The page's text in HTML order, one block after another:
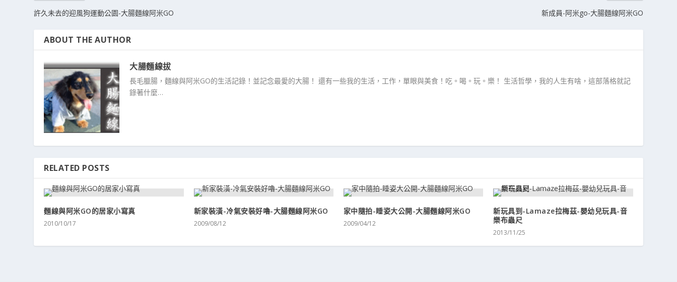
許久未去的迎風狗運動公園-大腸麵線阿米GO 新成員-阿米go-大腸麵線阿米GO
ABOUT THE AUTHOR
大腸麵線拔
長毛臘腸，麵線與阿米GO的生活記錄！並記念最愛的大腸！ 還有一些我的生活，工作，單眼與美食！吃。喝。玩。樂！ 生活哲學，我的人生有啥，這部落格就記
錄著什麼…
RELATED POSTS
麵線與阿米GO的居家小寫真
2010/10/17
新家裝潢-冷氣安裝好嚕-大腸麵線阿米GO
2009/08/12
家中隨拍-睡姿大公開-大腸麵線阿米GO
2009/04/12
新玩具到-Lamaze拉梅茲-嬰幼兒玩具-音
樂布蟲尺
2013/11/25